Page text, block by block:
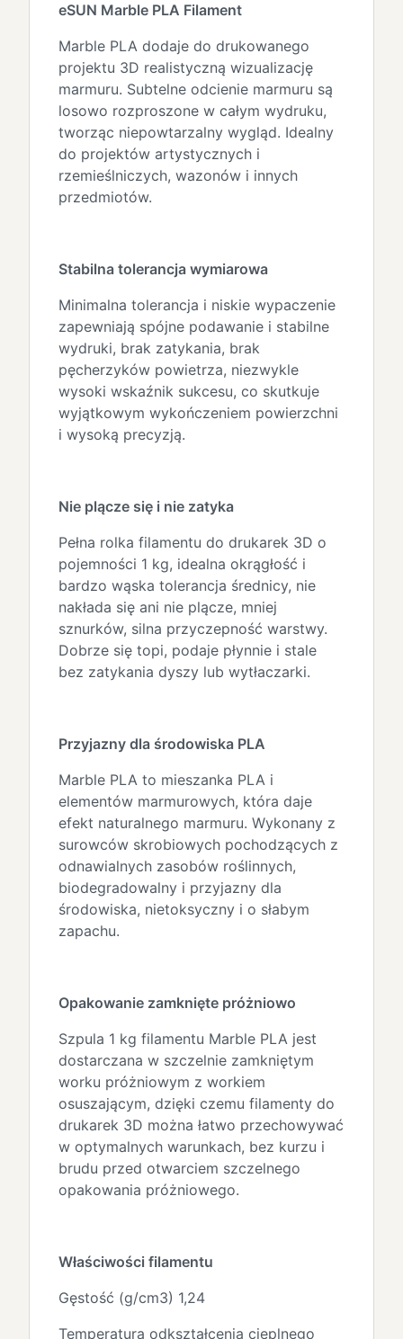
eSUN Marble PLA Filament
Marble PLA dodaje do drukowanego
projektu 3D realistyczną wizualizację
marmuru. Subtelne odcienie marmuru są
losowo rozproszone w całym wydruku,
tworząc niepowtarzalny wygląd. Idealny
do projektów artystycznych i
rzemieślniczych, wazonów i innych
przedmiotów.
Stabilna tolerancja wymiarowa
Minimalna tolerancja i niskie wypaczenie
zapewniają spójne podawanie i stabilne
wydruki, brak zatykania, brak
pęcherzyków powietrza, niezwykle
wysoki wskaźnik sukcesu, co skutkuje
wyjątkowym wykończeniem powierzchni
i wysoką precyzją.
Nie plącze się i nie zatyka
Pełna rolka filamentu do drukarek 3D o
pojemności 1 kg, idealna okrągłość i
bardzo wąska tolerancja średnicy, nie
nakłada się ani nie plącze, mniej
sznurków, silna przyczepność warstwy.
Dobrze się topi, podaje płynnie i stale
bez zatykania dyszy lub wytłaczarki.
Przyjazny dla środowiska PLA
Marble PLA to mieszanka PLA i
elementów marmurowych, która daje
efekt naturalnego marmuru. Wykonany z
surowców skrobiowych pochodzących z
odnawialnych zasobów roślinnych,
biodegradowalny i przyjazny dla
środowiska, nietoksyczny i o słabym
zapachu.
Opakowanie zamknięte próżniowo
Szpula 1 kg filamentu Marble PLA jest
dostarczana w szczelnie zamkniętym
worku próżniowym z workiem
osuszającym, dzięki czemu filamenty do
drukarek 3D można łatwo przechowywać
w optymalnych warunkach, bez kurzu i
brudu przed otwarciem szczelnego
opakowania próżniowego.
Właściwości filamentu
Gęstość (g/cm3) 1,24
Temperatura odkształcenia cieplnego